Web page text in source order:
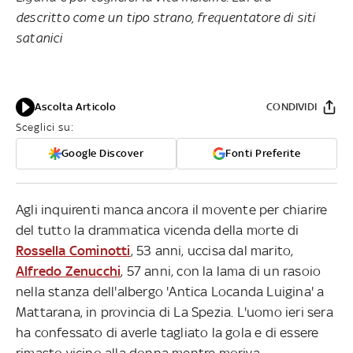
descritto come un tipo strano, frequentatore di siti
satanici
Ascolta Articolo
Sceglici su:
Google Discover Fonti Preferite
CONDIVIDI
Agli inquirenti manca ancora il movente per chiarire
del tutto la drammatica vicenda della morte di
Rossella Cominotti, 53 anni, uccisa dal marito,
Alfredo Zenucchi, 57 anni, con la lama di un rasoio
nella stanza dell'albergo 'Antica Locanda Luigina' a
Mattarana, in provincia di La Spezia. L'uomo ieri sera
ha confessato di averle tagliato la gola e di essere